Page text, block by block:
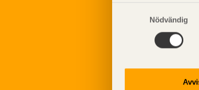
Nödvändig